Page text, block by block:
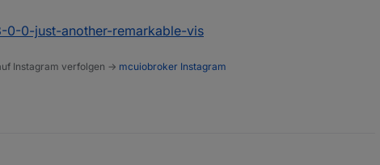
0-just-another-remarkable-vis
Instagram verfolgen -> mcuiobroker Instagram